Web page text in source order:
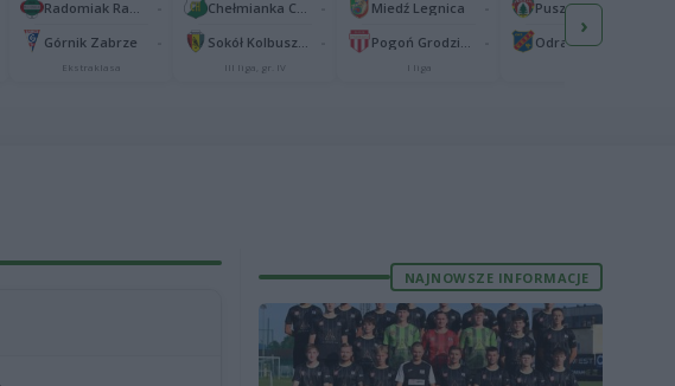
Górnik Zabrze
Ekstraklasa III liga, gr. IV
Miedź Legnica
I liga
Odra Opole
›
NAJNOWSZE INFORMACJE